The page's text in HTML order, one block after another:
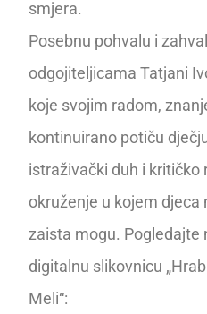
smjera.
Posebnu pohvalu i
odgojiteljicama Tatjani
koje svojim radom,
kontinuirano potiču
istraživački duh i
okruženje u kojem
zaista mogu. Pogledajte
digitalnu slikovnicu
Meli“: